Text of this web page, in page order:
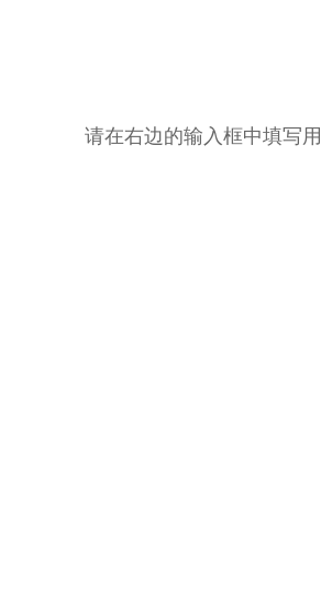
请在右边的输入框中填写用